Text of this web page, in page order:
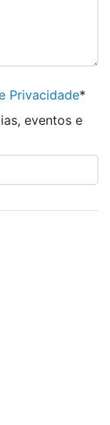
Privacidade*
eventos e